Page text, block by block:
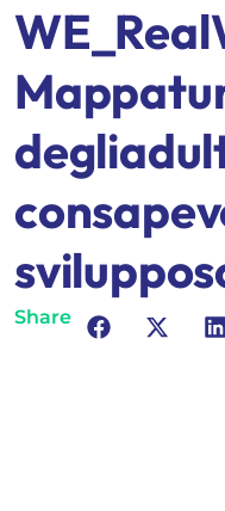
Share